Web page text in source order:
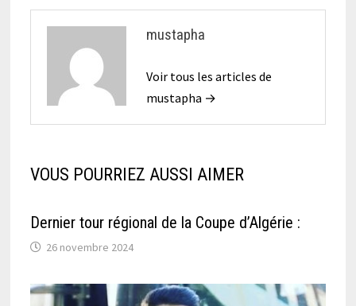
mustapha
Voir tous les articles de
mustapha →
VOUS POURRIEZ AUSSI AIMER
Dernier tour régional de la Coupe d’Algérie :
26 novembre 2024